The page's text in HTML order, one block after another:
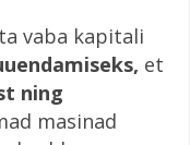
vaba kapitali
et
ning
masinad